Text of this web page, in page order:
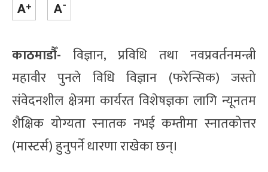
काठमाडौँ- विज्ञान, प्रविधि तथा नवप्रवर्तनमन्त्री
महावीर पुनले विधि विज्ञान (फरेन्सिक) जस्तो
संवेदनशील क्षेत्रमा कार्यरत विशेषज्ञका लागि न्यूनतम
शैक्षिक योग्यता स्नातक नभई कम्तीमा स्नातकोत्तर
(मास्टर्स) हुनुपर्ने धारणा राखेका छन्।